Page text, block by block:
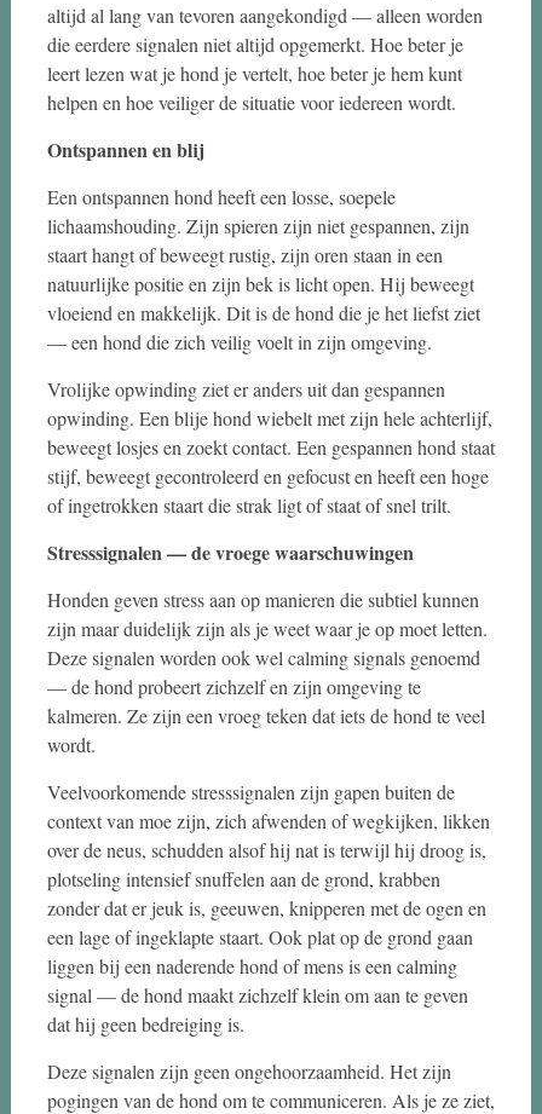
altijd al lang van tevoren aangekondigd — alleen worden
die eerdere signalen niet altijd opgemerkt. Hoe beter je
leert lezen wat je hond je vertelt, hoe beter je hem kunt
helpen en hoe veiliger de situatie voor iedereen wordt.
Ontspannen en blij
Een ontspannen hond heeft een losse, soepele
lichaamshouding. Zijn spieren zijn niet gespannen, zijn
staart hangt of beweegt rustig, zijn oren staan in een
natuurlijke positie en zijn bek is licht open. Hij beweegt
vloeiend en makkelijk. Dit is de hond die je het liefst ziet
— een hond die zich veilig voelt in zijn omgeving.
Vrolijke opwinding ziet er anders uit dan gespannen
opwinding. Een blije hond wiebelt met zijn hele achterlijf,
beweegt losjes en zoekt contact. Een gespannen hond staat
stijf, beweegt gecontroleerd en gefocust en heeft een hoge
of ingetrokken staart die strak ligt of staat of snel trilt.
Stresssignalen — de vroege waarschuwingen
Honden geven stress aan op manieren die subtiel kunnen
zijn maar duidelijk zijn als je weet waar je op moet letten.
Deze signalen worden ook wel calming signals genoemd
— de hond probeert zichzelf en zijn omgeving te
kalmeren. Ze zijn een vroeg teken dat iets de hond te veel
wordt.
Veelvoorkomende stresssignalen zijn gapen buiten de
context van moe zijn, zich afwenden of wegkijken, likken
over de neus, schudden alsof hij nat is terwijl hij droog is,
plotseling intensief snuffelen aan de grond, krabben
zonder dat er jeuk is, geeuwen, knipperen met de ogen en
een lage of ingeklapte staart. Ook plat op de grond gaan
liggen bij een naderende hond of mens is een calming
signal — de hond maakt zichzelf klein om aan te geven
dat hij geen bedreiging is.
Deze signalen zijn geen ongehoorzaamheid. Het zijn
pogingen van de hond om te communiceren. Als je ze ziet,